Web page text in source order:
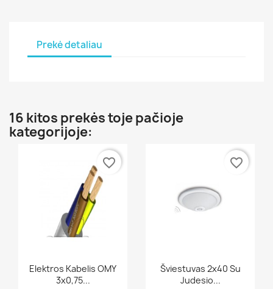
Prekė detaliau
16 kitos prekės toje pačioje
kategorijoje:
Greita peržiūra
Elektros Kabelis OMY
3x0,75...
favorite_border
Greita peržiūra
Šviestuvas 2x40 Su
Judesio...
favorite_border